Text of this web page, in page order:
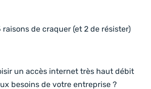
raisons de craquer (et 2 de résister)
un accès internet très haut débit
besoins de votre entreprise ?